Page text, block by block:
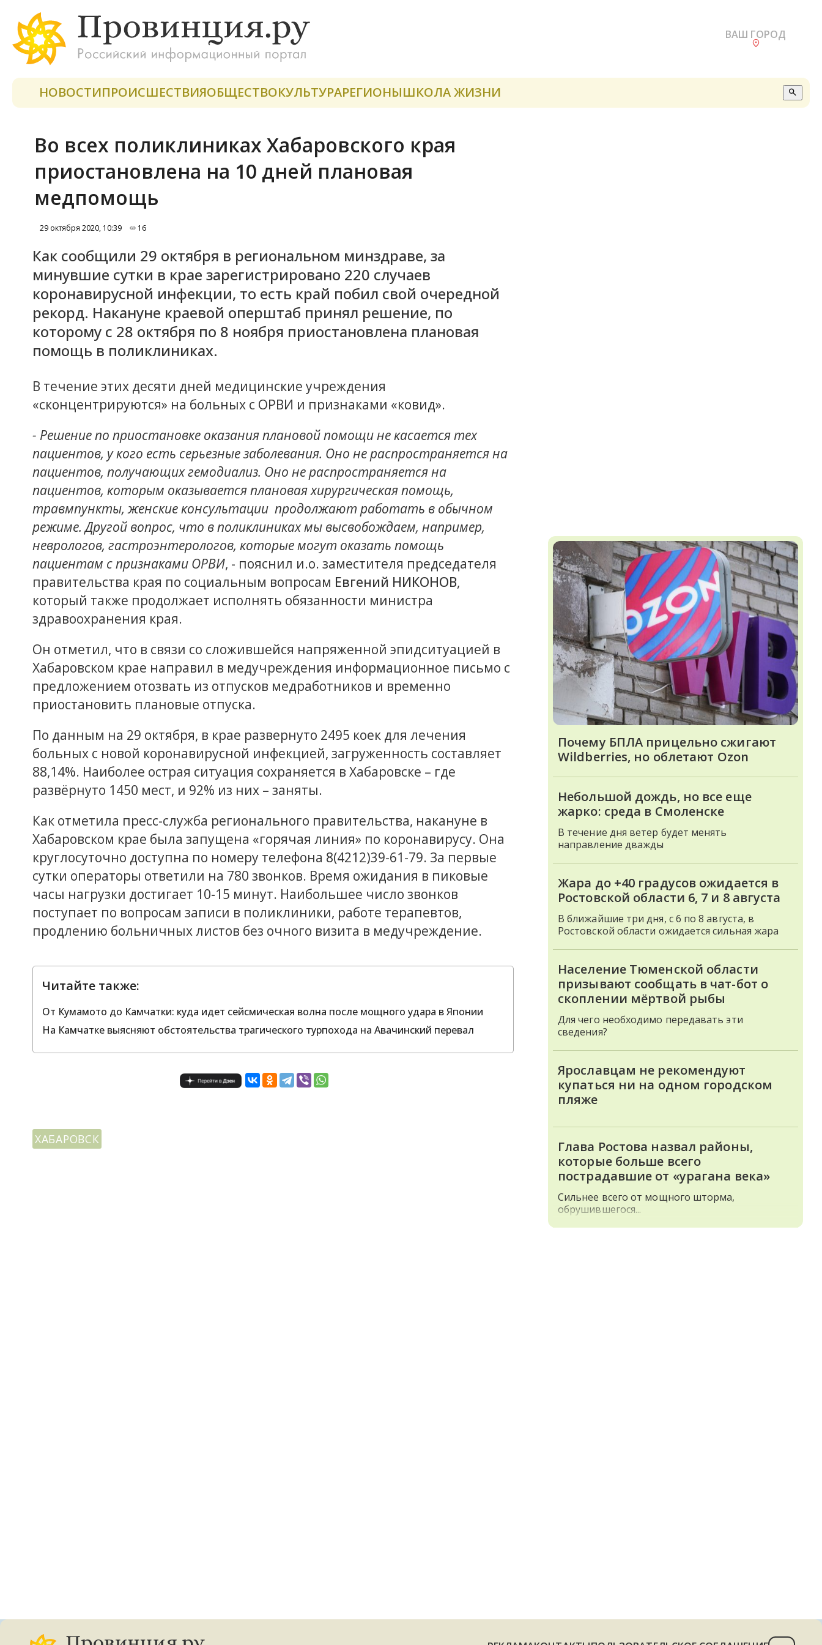
ВАШ ГОРОД
НОВОСТИПРОИСШЕСТВИЯОБЩЕСТВОКУЛЬТУРАРЕГИОНЫШКОЛА ЖИЗНИ
Во всех поликлиниках Хабаровского края
приостановлена на 10 дней плановая
медпомощь
29 октября 2020, 10:39 16
Как сообщили 29 октября в региональном минздраве, за
минувшие сутки в крае зарегистрировано 220 случаев
коронавирусной инфекции, то есть край побил свой очередной
рекорд. Накануне краевой оперштаб принял решение, по
которому с 28 октября по 8 ноября приостановлена плановая
помощь в поликлиниках.
В течение этих десяти дней медицинские учреждения
«сконцентрируются» на больных с ОРВИ и признаками «ковид».
- Решение по приостановке оказания плановой помощи не касается тех
пациентов, у кого есть серьезные заболевания. Оно не распространяется на
пациентов, получающих гемодиализ. Оно не распространяется на
пациентов, которым оказывается плановая хирургическая помощь,
травмпункты, женские консультации продолжают работать в обычном
режиме. Другой вопрос, что в поликлиниках мы высвобождаем, например,
неврологов, гастроэнтерологов, которые могут оказать помощь
пациентам с признаками ОРВИ, - пояснил и.о. заместителя председателя
правительства края по социальным вопросам Евгений НИКОНОВ,
который также продолжает исполнять обязанности министра
здравоохранения края.
Он отметил, что в связи со сложившейся напряженной эпидситуацией в
Хабаровском крае направил в медучреждения информационное письмо с
предложением отозвать из отпусков медработников и временно
приостановить плановые отпуска.
По данным на 29 октября, в крае развернуто 2495 коек для лечения
больных с новой коронавирусной инфекцией, загруженность составляет
88,14%. Наиболее острая ситуация сохраняется в Хабаровске – где
развёрнуто 1450 мест, и 92% из них – заняты.
Как отметила пресс-служба регионального правительства, накануне в
Хабаровском крае была запущена «горячая линия» по коронавирусу. Она
круглосуточно доступна по номеру телефона 8(4212)39-61-79. За первые
сутки операторы ответили на 780 звонков. Время ожидания в пиковые
часы нагрузки достигает 10-15 минут. Наибольшее число звонков
поступает по вопросам записи в поликлиники, работе терапевтов,
продлению больничных листов без очного визита в медучреждение.
Читайте также:
От Кумамото до Камчатки: куда идет сейсмическая волна после мощного удара в Японии
На Камчатке выясняют обстоятельства трагического турпохода на Авачинский перевал
ХАБАРОВСК
Почему БПЛА прицельно сжигают
Wildberries, но облетают Ozon
Небольшой дождь, но все еще
жарко: среда в Смоленске
В течение дня ветер будет менять
направление дважды
Жара до +40 градусов ожидается в
Ростовской области 6, 7 и 8 августа
В ближайшие три дня, с 6 по 8 августа, в
Ростовской области ожидается сильная жара
Население Тюменской области
призывают сообщать в чат-бот о
скоплении мёртвой рыбы
Для чего необходимо передавать эти
сведения?
Ярославцам не рекомендуют
купаться ни на одном городском
пляже
Глава Ростова назвал районы,
которые больше всего
пострадавшие от «урагана века»
Сильнее всего от мощного шторма,
обрушившегося...